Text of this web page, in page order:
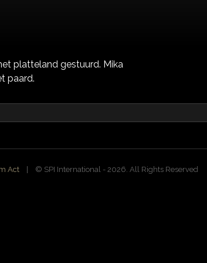
platteland gestuurd. Mika
paard.
Act | ©️ SPI International - 2026. All Rights Reserved